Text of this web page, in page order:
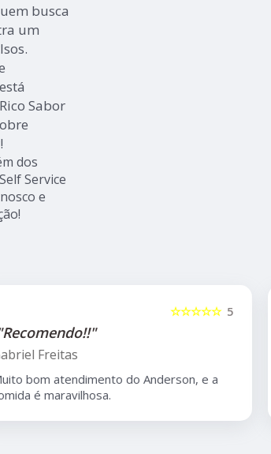
busca
um
Sabor
dos
Service
e
5
☆☆☆☆☆
Freitas
atendimento do Anderson, e a
é maravilhosa.